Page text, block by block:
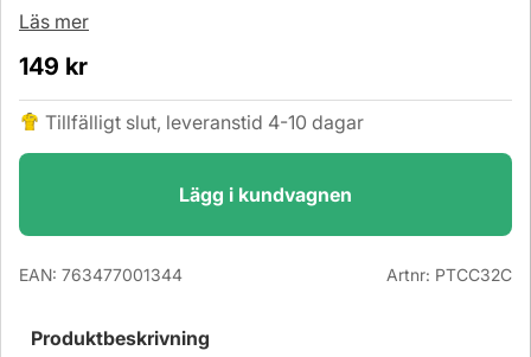
Läs mer
149 kr
Tillfälligt slut, leveranstid 4-10 dagar
Lägg i kundvagnen
EAN: 763477001344 Artnr: PTCC32C
Produktbeskrivning